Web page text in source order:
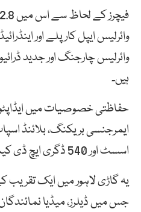
وائرلیس ایپل کار پلے اور
وائرلیس چارجنگ اور جدید
ہیں۔
حفاظتی خصوصیات میں ایڈاپٹو
ایمرجنسی بریکنگ، بلائنڈ
اسسٹ اور 540 ڈگری ایچ ڈی کیمرا سسٹم شامل کیا گیا ہے۔
یہ گاڑی لاہور میں ایک تقریب
جس میں ڈیلرز، میڈیا